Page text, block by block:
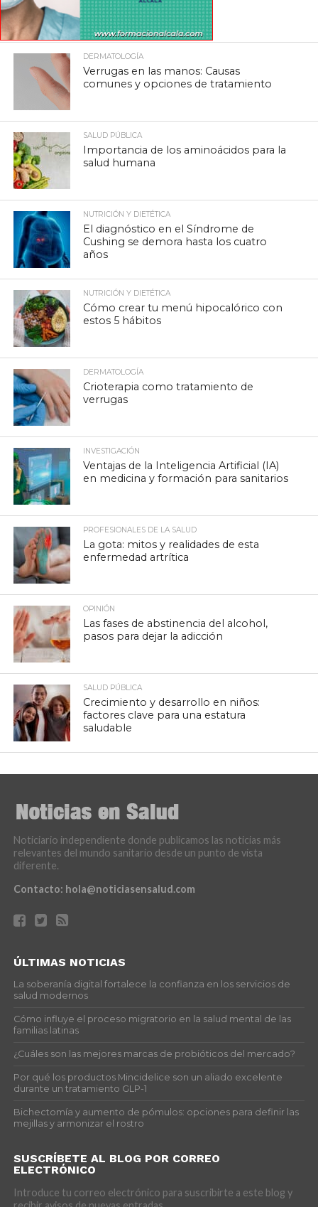
DERMATOLOGÍA
Verrugas en las manos: Causas
comunes y opciones de tratamiento
SALUD PÚBLICA
Importancia de los aminoácidos para la
salud humana
NUTRICIÓN Y DIETÉTICA
El diagnóstico en el Síndrome de
Cushing se demora hasta los cuatro
años
NUTRICIÓN Y DIETÉTICA
Cómo crear tu menú hipocalórico con
estos 5 hábitos
DERMATOLOGÍA
Crioterapia como tratamiento de
verrugas
INVESTIGACIÓN
Ventajas de la Inteligencia Artificial (IA)
en medicina y formación para sanitarios
PROFESIONALES DE LA SALUD
La gota: mitos y realidades de esta
enfermedad artrítica
OPINIÓN
Las fases de abstinencia del alcohol,
pasos para dejar la adicción
SALUD PÚBLICA
Crecimiento y desarrollo en niños:
factores clave para una estatura
saludable
Noticiario independiente donde publicamos las noticias más
relevantes del mundo sanitario desde un punto de vista
diferente.
Contacto: hola@noticiasensalud.com
ÚLTIMAS NOTICIAS
La soberanía digital fortalece la confianza en los servicios de
salud modernos
Cómo influye el proceso migratorio en la salud mental de las
familias latinas
¿Cuáles son las mejores marcas de probióticos del mercado?
Por qué los productos Mincidelice son un aliado excelente
durante un tratamiento GLP-1
Bichectomía y aumento de pómulos: opciones para definir las
mejillas y armonizar el rostro
SUSCRÍBETE AL BLOG POR CORREO
ELECTRÓNICO
Introduce tu correo electrónico para suscribirte a este blog y